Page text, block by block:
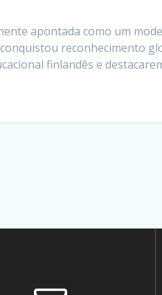
apontada como um
reconhecimento
finlandês e